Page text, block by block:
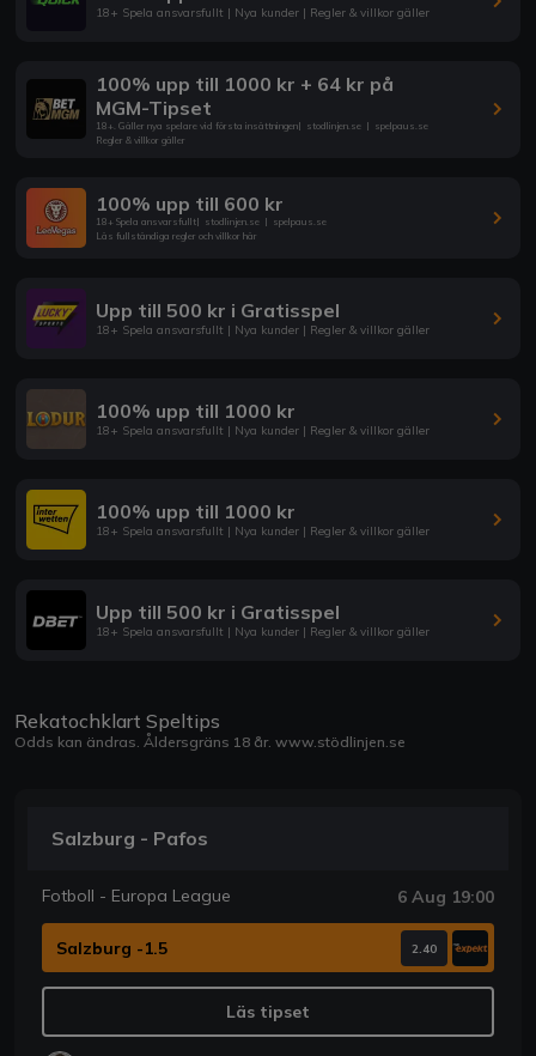
18+ Spela ansvarsfullt | Nya kunder | Regler & villkor gäller
100% upp till 1000 kr + 64 kr på
MGM-Tipset
18+. Gäller nya spelare vid första insättningen| stodlinjen.se | spelpaus.se
Regler & villkor gäller
100% upp till 600 kr
18+ Spela ansvarsfullt| stodlinjen.se | spelpaus.se
Läs fullständiga regler och villkor här
Upp till 500 kr i Gratisspel
18+ Spela ansvarsfullt | Nya kunder | Regler & villkor gäller
100% upp till 1000 kr
18+ Spela ansvarsfullt | Nya kunder | Regler & villkor gäller
100% upp till 1000 kr
18+ Spela ansvarsfullt | Nya kunder | Regler & villkor gäller
Upp till 500 kr i Gratisspel
18+ Spela ansvarsfullt | Nya kunder | Regler & villkor gäller
Rekatochklart Speltips
Odds kan ändras. Åldersgräns 18 år. www.stödlinjen.se
Salzburg - Pafos
Fotboll - Europa League 6 Aug 19:00
Salzburg -1.5 2.40
Läs tipset